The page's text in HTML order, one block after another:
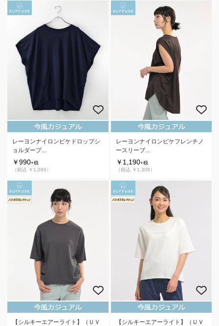
レーヨンナイロンピケドロップシ
ョルダープ...
￥990+税
（税込 ￥1,089）
レーヨンナイロンピケフレンチノ
ースリーブ...
￥1,190+税
（税込 ￥1,309）
【シルキーエアーライト】（ＵＶ
【シルキーエアーライト】（ＵＶ